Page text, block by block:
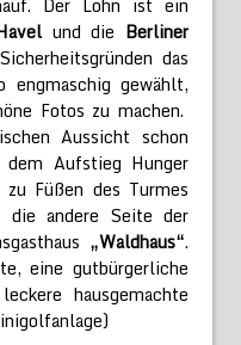
Der Lohn ist ein
und die Berliner
das
gewählt,
Fotos zu machen.
Aussicht schon
Aufstieg Hunger
Füßen des Turmes
die andere Seite der
„Waldhaus“.
eine gutbürgerliche
hausgemachte